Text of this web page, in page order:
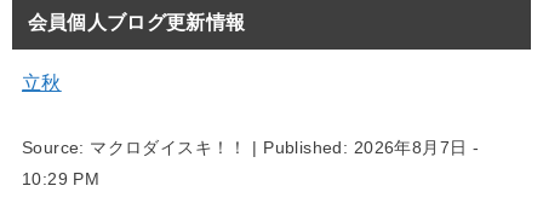
会員個人ブログ更新情報
立秋
Source: マクロダイスキ！！ | Published: 2026年8月7日 -
10:29 PM